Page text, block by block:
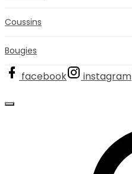
Coussins
Bougies
facebook instagram